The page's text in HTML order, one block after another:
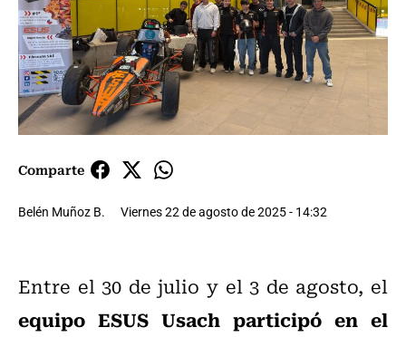
Comparte
Belén Muñoz B. Viernes 22 de agosto de 2025 - 14:32
Entre el 30 de julio y el 3 de agosto, el
equipo ESUS Usach participó en el